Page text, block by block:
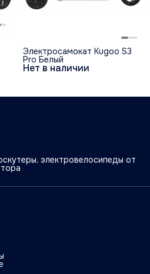
Нет в наличии
Электросамокат Kugoo S3
Pro Белый
электровелосипеды от